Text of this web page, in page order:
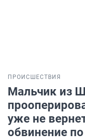
ПРОИСШЕСТВИЯ
Мальчик из
уже не
обвинение